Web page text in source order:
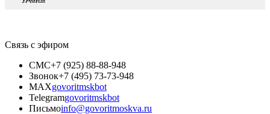
Связь с эфиром
СМС+7 (925) 88-88-948
Звонок+7 (495) 73-73-948
MAXgovoritmskbot
Telegramgovoritmskbot
Письмоinfo@govoritmoskva.ru